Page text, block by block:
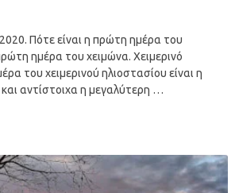
Πότε είναι η πρώτη ημέρα του
ημέρα του χειμώνα. Χειμερινό
του χειμερινού ηλιοστασίου είναι η
αντίστοιχα η μεγαλύτερη …